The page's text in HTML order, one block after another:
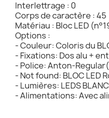
Interlettrage : 0
Corps de caractère : 45
Matériau : Bloc LED
Options :
- Couleur: Coloris du
- Fixations: Dos alu +
- Police: Anton-
- Not found: BLOC LED
- Lumières: LEDS
- Alimentations: Avec